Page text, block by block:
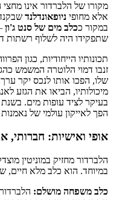
מקורו של הלברדור אינו
אלא מחופי ניופאונדלנד
במקור ככלב מים של סנט ג'ון
שתפקידו היה לשלוף רשתות
תכונותיו הייחודיות, כגון
זנבו דמוי הלוטרה המשמש
שלו, הפכו אותו לנכס יקר
מיכולותיו, הביאו את הגזע
הפך לאייקון עולמי של נאמנות
אופי ואישיות: חברותי,
הלברדור מחזיק במוניטין
במיוחד. הוא כלב מלא חיים,
כלב משפחה מושלם: